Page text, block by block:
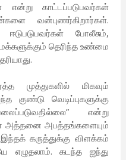
என்று காட்டப்படுபவர்கள்
வன்புணர்கிறார்கள்.
போலீசும்,
தெரிந்த உண்மை
முத்துகளில் மிகவும்
குண்டு வெடிப்புகளுக்கு
என்று
அத்தனை அபத்தங்களையும்
இந்தக் கருத்துக்கு விளக்கம்
எழுதலாம். கடந்த ஐந்து